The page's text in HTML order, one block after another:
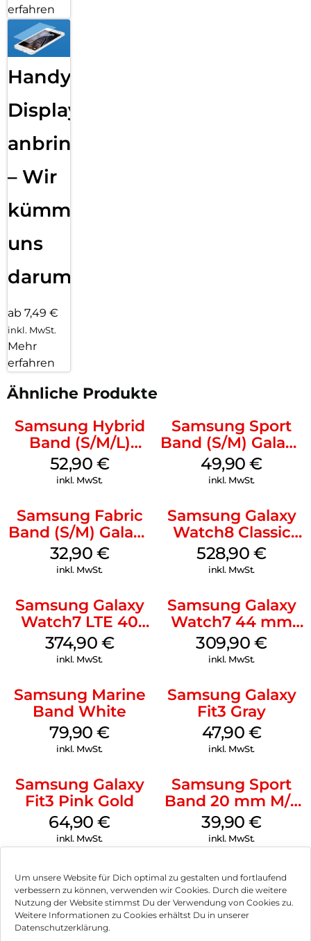
Um unsere Website für Dich optimal zu gestalten und fortlaufend
verbessern zu können, verwenden wir Cookies. Durch die weitere
Nutzung der Website stimmst Du der Verwendung von Cookies zu.
Weitere Informationen zu Cookies erhältst Du in unserer
Datenschutzerklärung.
erfahren
Handy
Displayfolie
anbringen
– Wir
kümmern
uns
darum!
ab 7,49 €
inkl. MwSt.
Mehr
erfahren
Ähnliche Produkte
Samsung Hybrid
Band (S/M/L)
Galaxy
Watch8/Watch8
52,90 €
inkl. MwSt.
Samsung Sport
Band (S/M) Galaxy
Watch8/Watch8
Classic White
49,90€
inkl. MwSt.
Samsung Fabric
Band (S/M) Galaxy
Watch8/Watch8
Classic Red
32,90 €
inkl. MwSt.
Samsung Galaxy
Watch8 Classic
Black
528,90€
inkl. MwSt.
Samsung Galaxy
Watch7 LTE 40
mm Cream
374,90 €
inkl. MwSt.
Samsung Galaxy
Watch7 44 mm
Silver
309,90€
inkl. MwSt.
Samsung Marine
Band White
79,90€
inkl. MwSt.
Samsung Galaxy
Fit3 Gray
47,90 €
inkl. MwSt.
Samsung Galaxy
Fit3 Pink Gold
64,90€
inkl. MwSt.
Samsung Sport
Band 20 mm M/L
Galaxy Watch4
Serie Graphite
39,90€
inkl. MwSt.
Impressum